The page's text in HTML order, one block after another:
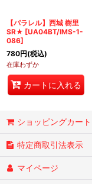
【パラレル】西城 樹里
SR★ [UA04BT/IMS-1-
086]
780円(税込)
在庫わずか
カートに入れる
ショッピングカート
特定商取引法表示
マイページ